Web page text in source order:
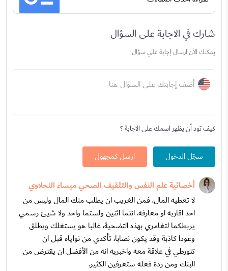
شارك في الاجابة على السؤال
يمكنك الآن ارسال إجابة علي سؤال
أضف إجابتك على السؤال هنا
كيف تود أن يظهر اسمك على الاجابة ؟
سجّل الدخول ارسل كمجهول
أخصائية علم النفس والتثقيف الصحي ميساء النحلاوي
لا تعطيه المال، فمن الغريب ان يطلب منك المال وليس من
احد اقاربه او معارفه. انتما اثنين ولستما واحد ولا شيئ رسمي
يربطكما لتغامري بهذه التضحية، غالبا هو يستغلك ويطلق
وعودا كاذبة وقد يكون نصابا، تأكدي من نواياه قبل ان
تتورطي في علاقة معه واخبريه انه من الأفضل ان يقترض من
البنك ومن ردة فعله ستعرفين الكثير.